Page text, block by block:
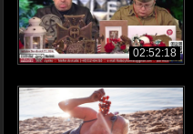
02:52:18